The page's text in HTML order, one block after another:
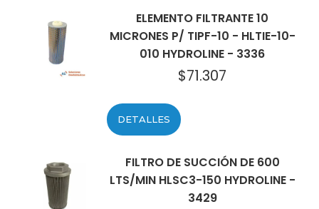
ELEMENTO FILTRANTE 10
MICRONES P/ TIPF-10 - HLTIE-10-
010 HYDROLINE - 3336
$71.307
DETALLES
FILTRO DE SUCCIÓN DE 600
LTS/MIN HLSC3-150 HYDROLINE -
3429